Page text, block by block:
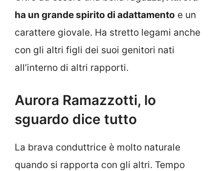
ha un grande spirito di adattamento e un
carattere giovale. Ha stretto legami anche
con gli altri figli dei suoi genitori nati
all’interno di altri rapporti.
Aurora Ramazzotti, lo
sguardo dice tutto
La brava conduttrice è molto naturale
quando si rapporta con gli altri. Tempo